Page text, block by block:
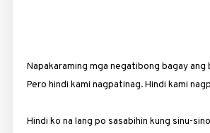
Napakaraming mga negatibong bagay ang
Pero hindi kami nagpatinag. Hindi kami
Hindi ko na lang po sasabihin kung sinu-